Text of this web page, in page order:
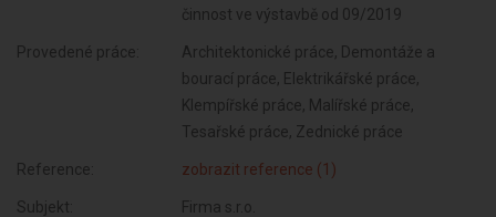
činnost ve výstavbě od 09/2019
Provedené práce:
Architektonické práce, Demontáže a
bourací práce, Elektrikářské práce,
Klempířské práce, Malířské práce,
Tesařské práce, Zednické práce
Reference: zobrazit reference (1)
Subjekt: Firma s.r.o.